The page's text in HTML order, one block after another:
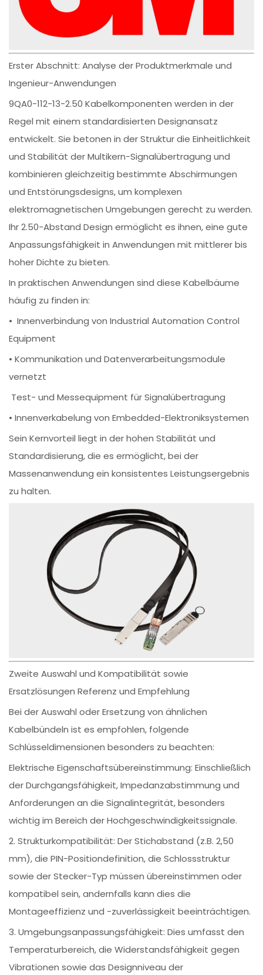
Erster Abschnitt: Analyse der Produktmerkmale und
Ingenieur-Anwendungen
9QA0-112-13-2.50 Kabelkomponenten werden in der
Regel mit einem standardisierten Designansatz
entwickelt. Sie betonen in der Struktur die Einheitlichkeit
und Stabilität der Multikern-Signalübertragung und
kombinieren gleichzeitig bestimmte Abschirmungen
und Entstörungsdesigns, um komplexen
elektromagnetischen Umgebungen gerecht zu werden.
Ihr 2.50-Abstand Design ermöglicht es ihnen, eine gute
Anpassungsfähigkeit in Anwendungen mit mittlerer bis
hoher Dichte zu bieten.
In praktischen Anwendungen sind diese Kabelbäume
häufig zu finden in:
• Innenverbindung von Industrial Automation Control
Equipment
• Kommunikation und Datenverarbeitungsmodule
vernetzt
Test- und Messequipment für Signalübertragung
• Innenverkabelung von Embedded-Elektroniksystemen
Sein Kernvorteil liegt in der hohen Stabilität und
Standardisierung, die es ermöglicht, bei der
Massenanwendung ein konsistentes Leistungsergebnis
zu halten.
Zweite Auswahl und Kompatibilität sowie
Ersatzlösungen Referenz und Empfehlung
Bei der Auswahl oder Ersetzung von ähnlichen
Kabelbündeln ist es empfohlen, folgende
Schlüsseldimensionen besonders zu beachten:
Elektrische Eigenschaftsübereinstimmung: Einschließlich
der Durchgangsfähigkeit, Impedanzabstimmung und
Anforderungen an die Signalintegrität, besonders
wichtig im Bereich der Hochgeschwindigkeitssignale.
2. Strukturkompatibilität: Der Stichabstand (z.B. 2,50
mm), die PIN-Positiondefinition, die Schlossstruktur
sowie der Stecker-Typ müssen übereinstimmen oder
kompatibel sein, andernfalls kann dies die
Montageeffizienz und -zuverlässigkeit beeinträchtigen.
3. Umgebungsanpassungsfähigkeit: Dies umfasst den
Temperaturbereich, die Widerstandsfähigkeit gegen
Vibrationen sowie das Designniveau der